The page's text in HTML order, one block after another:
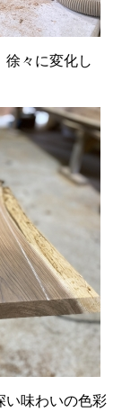
徐々に変化し
い味わいの色彩